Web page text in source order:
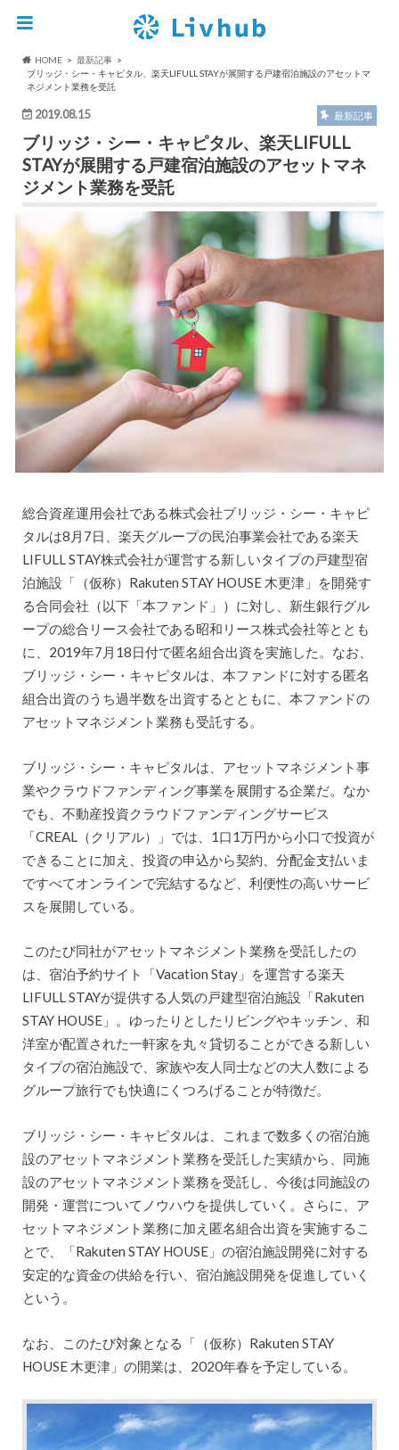
HOME
最新記事
ブリッジ・シー・キャピタル、楽天LIFULL STAYが展開する戸建宿泊施設のアセットマ
ネジメント業務を受託
2019.08.15 最新記事
ブリッジ・シー・キャピタル、楽天LIFULL
STAYが展開する戸建宿泊施設のアセットマネ
ジメント業務を受託
総合資産運用会社である株式会社ブリッジ・シー・キャピ
タルは8月7日、楽天グループの民泊事業会社である楽天
LIFULL STAY株式会社が運営する新しいタイプの戸建型宿
泊施設「（仮称）Rakuten STAY HOUSE 木更津」を開発す
る合同会社（以下「本ファンド」）に対し、新生銀行グル
ープの総合リース会社である昭和リース株式会社等ととも
に、2019年7月18日付で匿名組合出資を実施した。なお、
ブリッジ・シー・キャピタルは、本ファンドに対する匿名
組合出資のうち過半数を出資するとともに、本ファンドの
アセットマネジメント業務も受託する。
ブリッジ・シー・キャピタルは、アセットマネジメント事
業やクラウドファンディング事業を展開する企業だ。なか
でも、不動産投資クラウドファンディングサービス
「CREAL（クリアル）」では、1口1万円から小口で投資が
できることに加え、投資の申込から契約、分配金支払いま
ですべてオンラインで完結するなど、利便性の高いサービ
スを展開している。
このたび同社がアセットマネジメント業務を受託したの
は、宿泊予約サイト「Vacation Stay」を運営する楽天
LIFULL STAYが提供する人気の戸建型宿泊施設「Rakuten
STAY HOUSE」。ゆったりとしたリビングやキッチン、和
洋室が配置された一軒家を丸々貸切ることができる新しい
タイプの宿泊施設で、家族や友人同士などの大人数による
グループ旅行でも快適にくつろげることが特徴だ。
ブリッジ・シー・キャピタルは、これまで数多くの宿泊施
設のアセットマネジメント業務を受託した実績から、同施
設のアセットマネジメント業務を受託し、今後は同施設の
開発・運営についてノウハウを提供していく。さらに、ア
セットマネジメント業務に加え匿名組合出資を実施するこ
とで、「Rakuten STAY HOUSE」の宿泊施設開発に対する
安定的な資金の供給を行い、宿泊施設開発を促進していく
という。
なお、このたび対象となる「（仮称）Rakuten STAY
HOUSE 木更津」の開業は、2020年春を予定している。